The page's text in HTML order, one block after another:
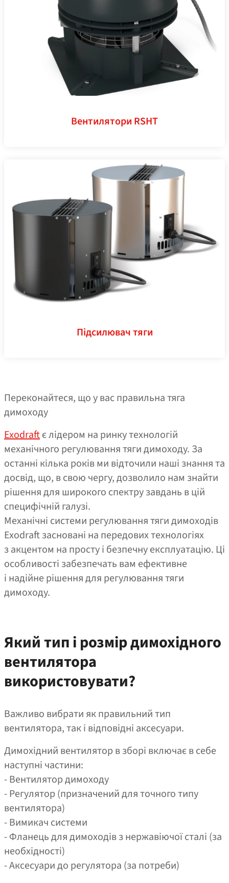
Вентилятори RSHT
Підсилювач тяги
Переконайтеся, що у вас правильна тяга
димоходу
Exodraftє лідером на ринку технологій
механічного регулювання тяги димоходу. За
останні кілька років ми відточили наші знання та
досвід, що, в свою чергу, дозволило нам знайти
рішення для широкого спектру завдань в цій
специфічній галузі.
Механічні системи регулювання тяги димоходів
Exodraft засновані на передових технологіях
з акцентом на просту і безпечну експлуатацію. Ці
особливості забезпечать вам ефективне
і надійне рішення для регулювання тяги
димоходу.
Який тип і розмір димохідного
вентилятора
використовувати?
Важливо вибрати як правильний тип
вентилятора, так і відповідні аксесуари.
Димохідний вентилятор в зборі включає в себе
наступні частини:
- Вентилятор димоходу
- Регулятор (призначений для точного типу
вентилятора)
- Вимикач системи
- Фланець для димоходів з нержавіючої сталі (за
необхідності)
- Аксесуари до регулятора (за потреби)